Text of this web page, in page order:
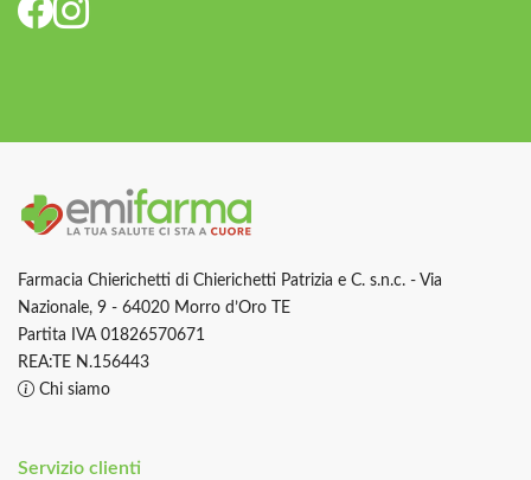
Farmacia Chierichetti di Chierichetti Patrizia e C. s.n.c. - Via
Nazionale, 9 - 64020 Morro d’Oro TE
Partita IVA 01826570671
REA:TE N.156443
Chi siamo
Servizio clienti